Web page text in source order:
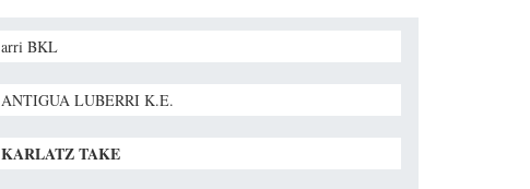
arri BKL
ANTIGUA LUBERRI K.E.
KARLATZ TAKE